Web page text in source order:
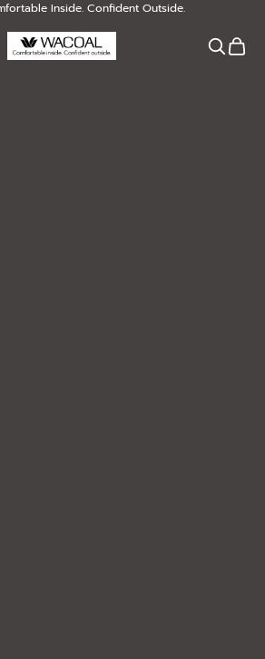
Inside. Confident Outside.
Thai Wacoal Public Company Limited
Search
Cart